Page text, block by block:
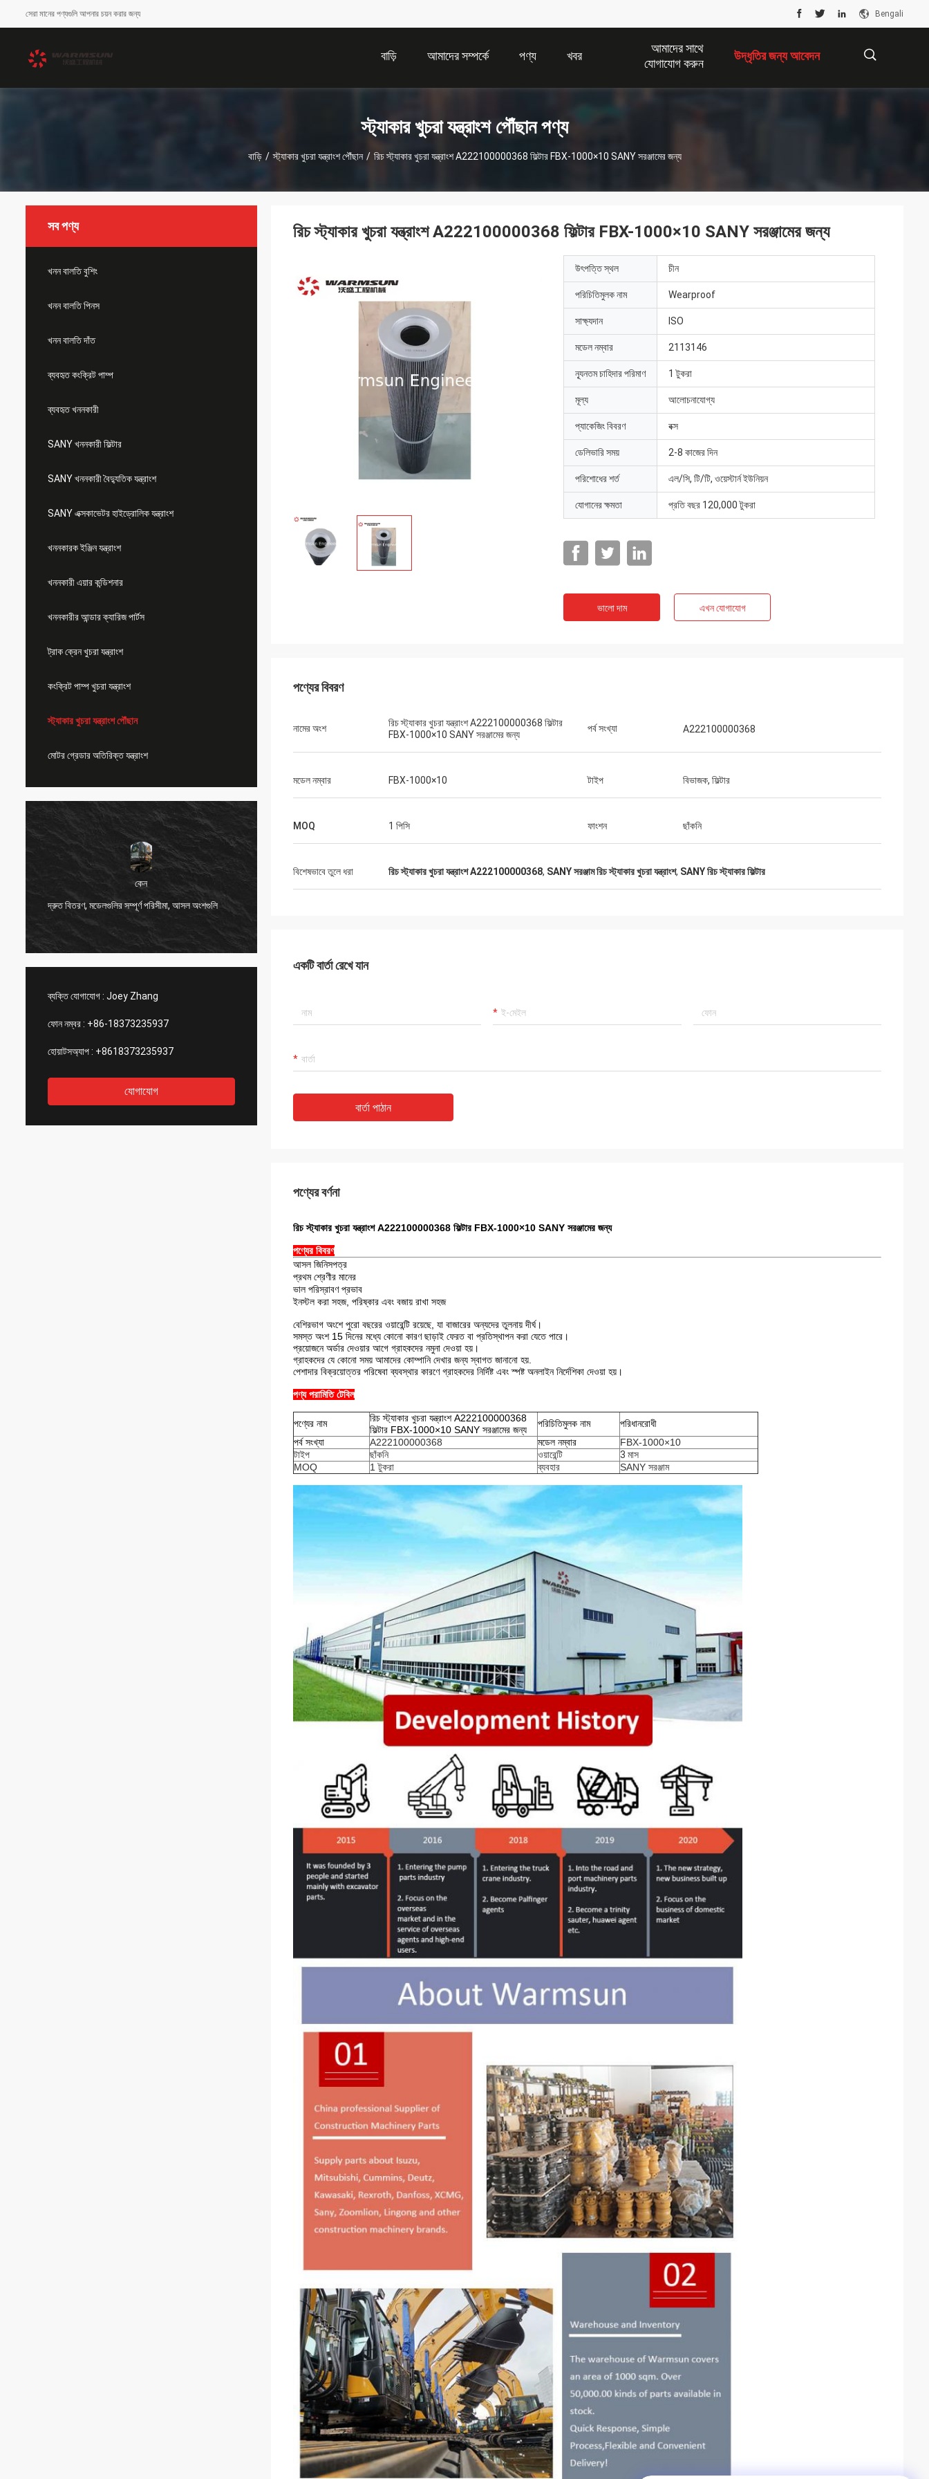
সেরা মানের পণ্যগুলি আপনার চয়ন করার জন্য Bengali
বাড়ি আমাদের সম্পর্কে পণ্য খবর
আমাদের সাথে
যোগাযোগ করুন
উদ্ধৃতির জন্য আবেদন
স্ট্যাকার খুচরা যন্ত্রাংশ পৌঁছান পণ্য
বাড়ি / স্ট্যাকার খুচরা যন্ত্রাংশ পৌঁছান / রিচ স্ট্যাকার খুচরা যন্ত্রাংশ A222100000368 ফিল্টার FBX-1000×10 SANY সরঞ্জামের জন্য
সব পণ্য
খনন বালতি বুশিং
খনন বালতি পিনস
খনন বালতি দাঁত
ব্যবহৃত কংক্রিট পাম্প
ব্যবহৃত খননকারী
SANY খননকারী ফিল্টার
SANY খননকারী বৈদ্যুতিক যন্ত্রাংশ
SANY এক্সকাভেটর হাইড্রোলিক যন্ত্রাংশ
খননকারক ইঞ্জিন যন্ত্রাংশ
খননকারী এয়ার কন্ডিশনার
খননকারীর আন্ডার ক্যারিজ পার্টস
ট্রাক ক্রেন খুচরা যন্ত্রাংশ
কংক্রিট পাম্প খুচরা যন্ত্রাংশ
স্ট্যাকার খুচরা যন্ত্রাংশ পৌঁছান
মোটর গ্রেডার অতিরিক্ত যন্ত্রাংশ
কেন
দ্রুত বিতরণ, মডেলগুলির সম্পূর্ণ পরিসীমা, আসল অংশগুলি
ব্যক্তি যোগাযোগ : Joey Zhang
ফোন নম্বর : +86-18373235937
হোয়াটসঅ্যাপ : +8618373235937
যোগাযোগ
রিচ স্ট্যাকার খুচরা যন্ত্রাংশ A222100000368 ফিল্টার FBX-1000×10 SANY সরঞ্জামের জন্য
উৎপত্তি স্থল চীন
পরিচিতিমুলক নাম Wearproof
সাক্ষ্যদান ISO
মডেল নম্বার 2113146
ন্যূনতম চাহিদার পরিমাণ 1 টুকরা
মূল্য আলোচনাযোগ্য
প্যাকেজিং বিবরণ বক্স
ডেলিভারি সময় 2-8 কাজের দিন
পরিশোধের শর্ত এল/সি, টি/টি, ওয়েস্টার্ন ইউনিয়ন
যোগানের ক্ষমতা প্রতি বছর 120,000 টুকরা
ভালো দাম এখন যোগাযোগ
পণ্যের বিবরণ
নামের অংশ
রিচ স্ট্যাকার খুচরা যন্ত্রাংশ A222100000368 ফিল্টার
FBX-1000×10 SANY সরঞ্জামের জন্য
পর্ব সংখ্যা A222100000368
মডেল নম্বার FBX-1000×10 টাইপ বিভাজক, ফিল্টার
MOQ 1 পিসি ফাংশন ছাঁকনি
বিশেষভাবে তুলে ধরা রিচ স্ট্যাকার খুচরা যন্ত্রাংশ A222100000368, SANY সরঞ্জাম রিচ স্ট্যাকার খুচরা যন্ত্রাংশ, SANY রিচ স্ট্যাকার ফিল্টার
একটি বার্তা রেখে যান
বার্তা পাঠান
পণ্যের বর্ণনা
রিচ স্ট্যাকার খুচরা যন্ত্রাংশ A222100000368 ফিল্টার FBX-1000×10 SANY সরঞ্জামের জন্য
পণ্যের বিবরণ
আসল জিনিসপত্র
প্রথম শ্রেণীর মানের
ভাল পরিস্রাবণ প্রভাব
ইনস্টল করা সহজ, পরিষ্কার এবং বজায় রাখা সহজ
বেশিরভাগ অংশে পুরো বছরের ওয়ারেন্টি রয়েছে, যা বাজারের অন্যদের তুলনায় দীর্ঘ।
সমস্ত অংশ 15 দিনের মধ্যে কোনো কারণ ছাড়াই ফেরত বা প্রতিস্থাপন করা যেতে পারে।
প্রয়োজনে অর্ডার দেওয়ার আগে গ্রাহকদের নমুনা দেওয়া হয়।
গ্রাহকদের যে কোনো সময় আমাদের কোম্পানি দেখার জন্য স্বাগত জানানো হয়.
পেশাদার বিক্রয়োত্তর পরিষেবা ব্যবস্থার কারণে গ্রাহকদের নির্দিষ্ট এবং স্পষ্ট অনলাইন নির্দেশিকা দেওয়া হয়।
পণ্য পরামিতি টেবিল
পণ্যের নাম
রিচ স্ট্যাকার খুচরা যন্ত্রাংশ A222100000368
ফিল্টার FBX-1000×10 SANY সরঞ্জামের জন্য
পরিচিতিমুলক নাম
পরিধানরোধী
পর্ব সংখ্যা
A222100000368 মডেল নম্বার
FBX-1000×10
টাইপ
ছাঁকনি ওয়ারেন্টি
3 মাস
MOQ
1 টুকরা ব্যবহার SANY সরঞ্জাম